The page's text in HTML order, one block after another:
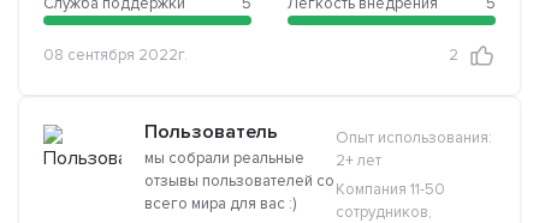
08 сентября 2022г. 2
Пользователь
мы собрали реальные
отзывы пользователей со
всего мира для вас :)
Опыт использования:
2+ лет
Компания 11-50
сотрудников,